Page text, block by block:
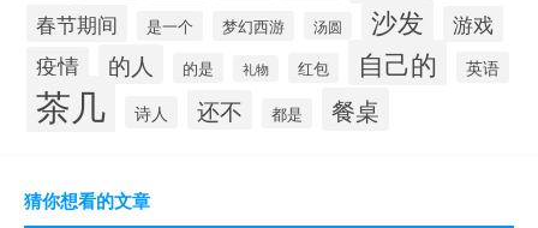
春节期间 是一个 梦幻西游 汤圆 沙发 游戏
疫情 的人 的是 礼物 红包 自己的 英语
茶几 诗人 还不 都是 餐桌
猜你想看的文章